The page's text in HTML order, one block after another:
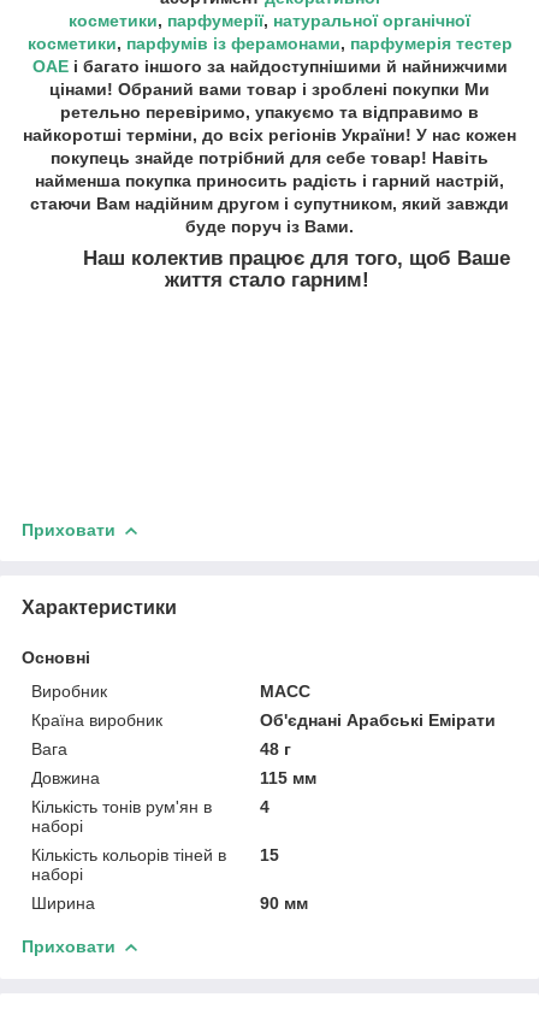
косметики, парфумерії, натуральної органічної
косметики, парфумів із ферамонами, парфумерія тестер
ОАЕі багато іншого за найдоступнішими й найнижчими
цінами! Обраний вами товар і зроблені покупки Ми
ретельно перевіримо, упакуємо та відправимо в
найкоротші терміни, до всіх регіонів України! У нас кожен
покупець знайде потрібний для себе товар! Навіть
найменша покупка приносить радість і гарний настрій,
стаючи Вам надійним другом і супутником, який завжди
буде поруч із Вами.
Наш колектив працює для того, щоб Ваше
життя стало гарним!
Приховати
Характеристики
Основні
Виробник
MACC
Країна виробник
Об'єднані Арабські Емірати
Вага
48 г
Довжина
115 мм
Кількість тонів рум'ян в
наборі
4
Кількість кольорів тіней в
наборі
15
Ширина 90 мм
Приховати